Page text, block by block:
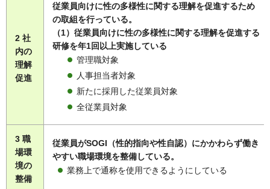
2 社
内の
理解
促進
従業員向けに性の多様性に関する理解を促進するため
の取組を行っている。
（1）従業員向けに性の多様性に関する理解を促進する
研修を年1回以上実施している
管理職対象
人事担当者対象
新たに採用した従業員対象
全従業員対象
3 職
場環
境の
整備
従業員がSOGI（性的指向や性自認）にかかわらず働き
やすい職場環境を整備している。
業務上で通称を使用できるようにしている